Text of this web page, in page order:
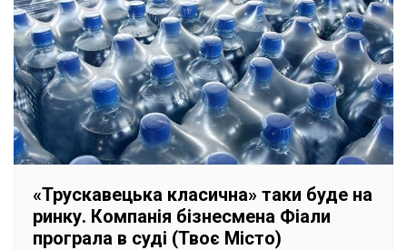
«Трускавецька класична» таки буде на
ринку. Компанія бізнесмена Фіали
програла в суді (Твоє Місто)